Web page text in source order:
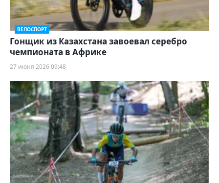
ВЕЛОСПОРТ
Гонщик из Казахстана завоевал серебро
чемпионата в Африке
27 июня 2026 09:48